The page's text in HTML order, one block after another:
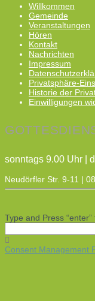
Willkommen
Gemeinde
Veranstaltungen
Hören
Kontakt
Nachrichten
Impressum
Privatsphäre-
Historie der
Einwilligungen
sonntags 9.00 Uhr |
Neudörfler Str. 9-11 |
Type and Press “enter”
Consent Management